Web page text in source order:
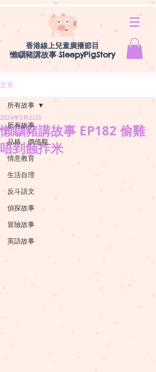
香港線上兒童廣播節目
懶瞓豬講故事 SleepyPigStory
文章
所有故事
品格、價值觀
情意教育
生活自理
反斗語文
偵探故事
冒險故事
英語故事
所有故事
懶瞓豬講故事 EP182 偷雞
唔到蝕拃米
2024年5月22日